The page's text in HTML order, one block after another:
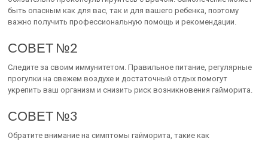
быть опасным как для вас, так и для вашего ребенка, поэтому
важно получить профессиональную помощь и рекомендации.
СОВЕТ №2
Следите за своим иммунитетом. Правильное питание, регулярные
прогулки на свежем воздухе и достаточный отдых помогут
укрепить ваш организм и снизить риск возникновения гайморита.
СОВЕТ №3
Обратите внимание на симптомы гайморита, такие как